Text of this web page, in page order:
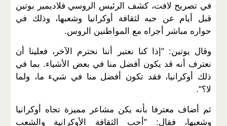
في تصريح لافت، كشف الرئيس الروسي فلاديمير بوتين
قبل أيام عن حبه لثقافة أوكرانيا وشعبها، وذلك في
حواره مباشر أجراه مع المواطنين الروس.
وقال يوتين: "إذا كنا نعتبر أننا نحترم الآخر، فعلينا أن
نعترف أنه قد يكون أفضل منا في بعض الأشياء. بما في
ذلك أوكرانيا، فقد تكون أفضل منا في شيء ما، ولما
لا؟".
ثم أضاف معترفا بأنه يكن مشاعر مميزة تجاه أوكرانيا
وشعبها، فقال: "أحب الثقافة الأوكرانية والشعب